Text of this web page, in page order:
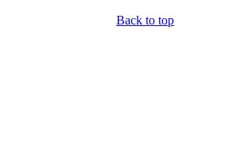
Back to top